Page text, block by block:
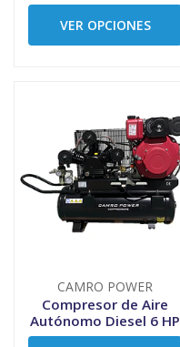
VER OPCIONES
CAMRO POWER
Compresor de Aire
Autónomo Diesel 6 HP